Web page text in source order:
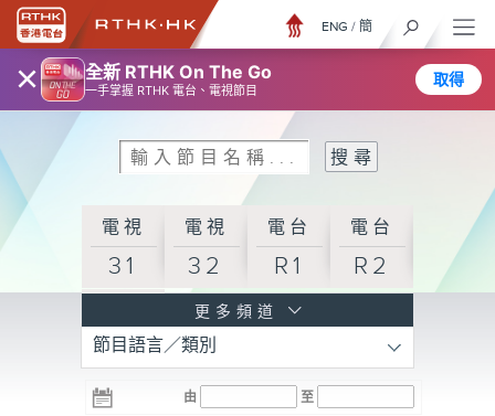
× 全新 RTHK On The Go
一手掌握 RTHK 電台、電視節目
取得
ENG / 簡
電視
31
電視
32
電台
R1
電台
R2
R3
電台 電台 電台
更多頻道
節目語言／類別
由 至